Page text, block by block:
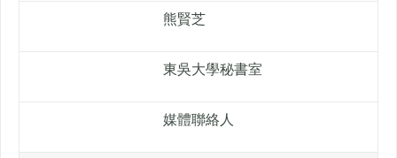
熊賢芝
東吳大學秘書室
媒體聯絡人